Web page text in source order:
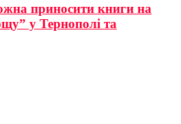
приносити книги на
у Тернополі та